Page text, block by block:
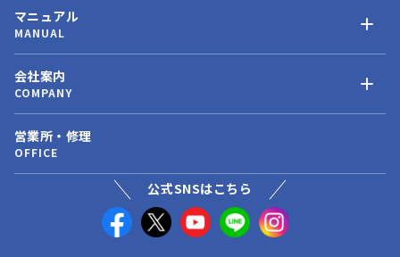
マニュアル
MANUAL
会社案内
COMPANY
営業所・修理
OFFICE
公式SNSはこちら